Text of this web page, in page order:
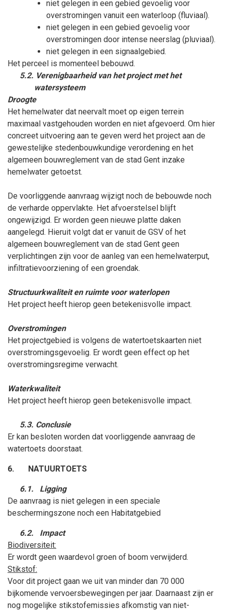
niet gelegen in een gebied gevoelig voor
overstromingen vanuit een waterloop (fluviaal).
niet gelegen in een gebied gevoelig voor
overstromingen door intense neerslag (pluviaal).
niet gelegen in een signaalgebied.
Het perceel is momenteel bebouwd.
5.2. Verenigbaarheid van het project met het
watersysteem
Droogte
Het hemelwater dat neervalt moet op eigen terrein
maximaal vastgehouden worden en niet afgevoerd. Om hier
concreet uitvoering aan te geven werd het project aan de
gewestelijke stedenbouwkundige verordening en het
algemeen bouwreglement van de stad Gent inzake
hemelwater getoetst.
De voorliggende aanvraag wijzigt noch de bebouwde noch
de verharde oppervlakte. Het afvoerstelsel blijft
ongewijzigd. Er worden geen nieuwe platte daken
aangelegd. Hieruit volgt dat er vanuit de GSV of het
algemeen bouwreglement van de stad Gent geen
verplichtingen zijn voor de aanleg van een hemelwaterput,
infiltratievoorziening of een groendak.
Structuurkwaliteit en ruimte voor waterlopen
Het project heeft hierop geen betekenisvolle impact.
Overstromingen
Het projectgebied is volgens de watertoetskaarten niet
overstromingsgevoelig. Er wordt geen effect op het
overstromingsregime verwacht.
Waterkwaliteit
Het project heeft hierop geen betekenisvolle impact.
5.3. Conclusie
Er kan besloten worden dat voorliggende aanvraag de
watertoets doorstaat.
6. NATUURTOETS
6.1.
Ligging
De aanvraag is niet gelegen in een speciale
beschermingszone noch een Habitatgebied
6.2.
Impact
Biodiversiteit:
Er wordt geen waardevol groen of boom verwijderd.
Stikstof:
Voor dit project gaan we uit van minder dan 70 000
bijkomende vervoersbewegingen per jaar. Daarnaast zijn er
nog mogelijke stikstofemissies afkomstig van niet-